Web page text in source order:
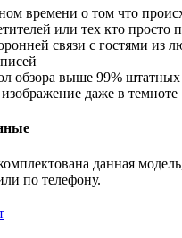
времени о том что
или тех кто
связи с гостями из
обзора выше 99% штатных
даже в темноте
данная
по телефону.